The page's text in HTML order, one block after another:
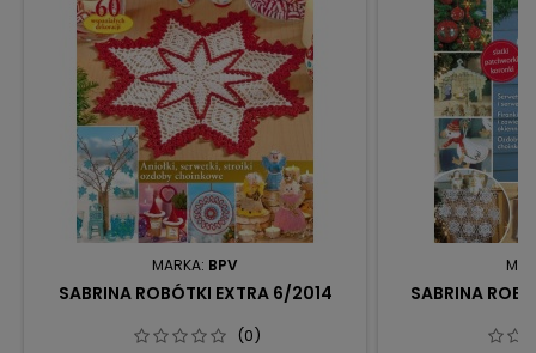
MARKA: BPV
SABRINA ROBÓTKI EXTRA 6/2014
(0)
SABRINA